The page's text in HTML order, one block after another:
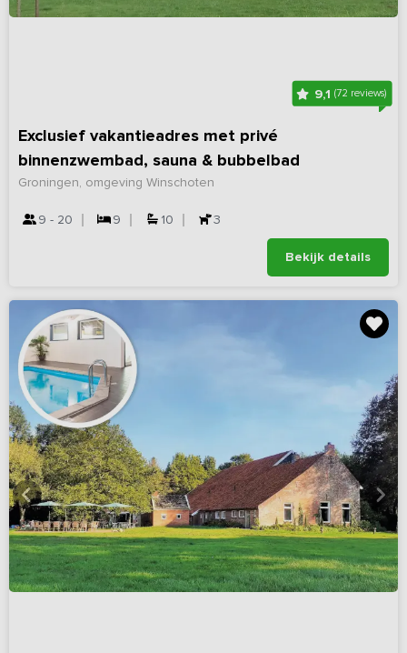
9,1(72 reviews)
Exclusief vakantieadres met privé
binnenzwembad, sauna & bubbelbad
Groningen, omgeving Winschoten
9 - 20 9 10 3
Bekijk details